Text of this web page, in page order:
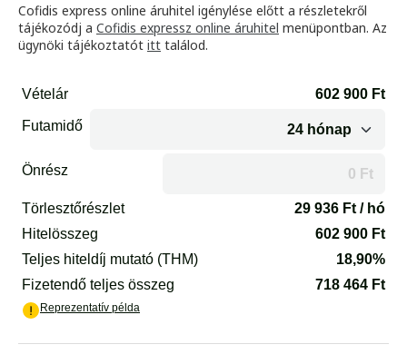
Cofidis express online áruhitel igénylése előtt a részletekről
tájékozódj a Cofidis expressz online áruhitel menüpontban. Az
ügynöki tájékoztatót itt találod.